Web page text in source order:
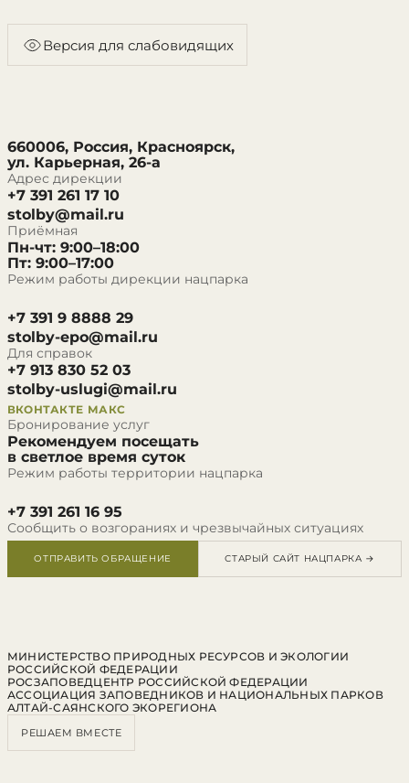
Версия для слабовидящих
660006, Россия, Красноярск,
ул. Карьерная, 26-а
Адрес дирекции
+7 391 261 17 10
stolby@mail.ru
Приёмная
Пн-чт: 9:00–18:00
Пт: 9:00–17:00
Режим работы дирекции нацпарка
+7 391 9 8888 29
stolby-epo@mail.ru
Для справок
+7 913 830 52 03
stolby-uslugi@mail.ru
ВКОНТАКТЕ МАКС
Бронирование услуг
Рекомендуем посещать
в светлое время суток
Режим работы территории нацпарка
+7 391 261 16 95
Сообщить о возгораниях и чрезвычайных ситуациях
ОТПРАВИТЬ ОБРАЩЕНИЕ СТАРЫЙ САЙТ НАЦПАРКА →
МИНИСТЕРСТВО ПРИРОДНЫХ РЕСУРСОВ И ЭКОЛОГИИ
РОССИЙСКОЙ ФЕДЕРАЦИИ
РОСЗАПОВЕДЦЕНТР РОССИЙСКОЙ ФЕДЕРАЦИИ
АССОЦИАЦИЯ ЗАПОВЕДНИКОВ И НАЦИОНАЛЬНЫХ ПАРКОВ
АЛТАЙ-САЯНСКОГО ЭКОРЕГИОНА
РЕШАЕМ ВМЕСТЕ